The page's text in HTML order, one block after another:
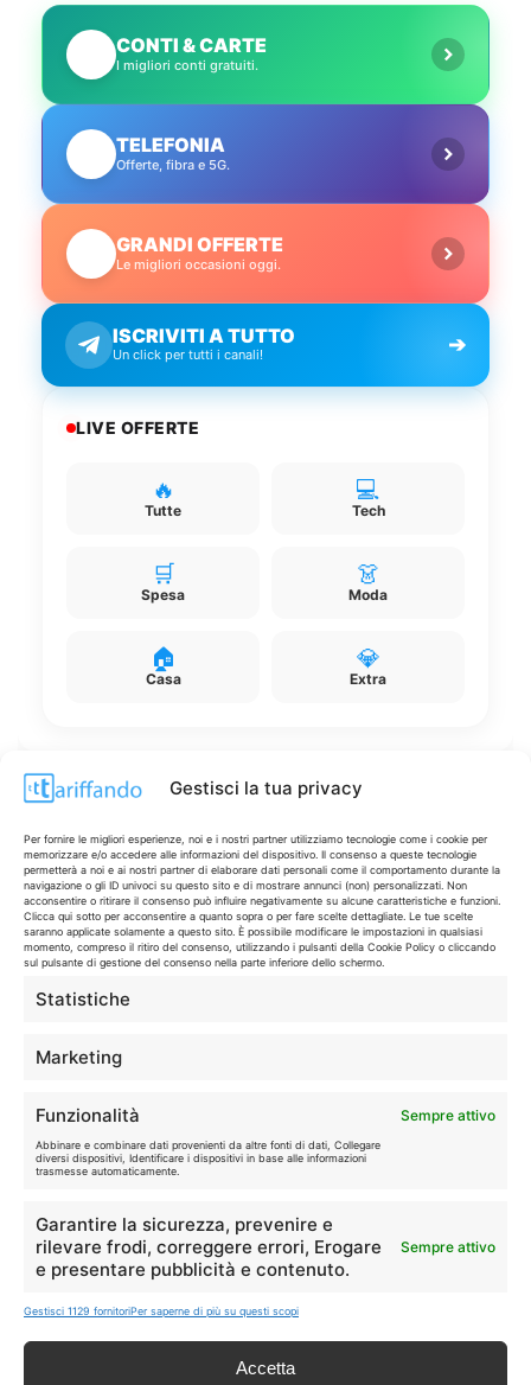
Gestisci la tua privacy
Per fornire le migliori esperienze, noi e i nostri partner utilizziamo tecnologie come i cookie per
memorizzare e/o accedere alle informazioni del dispositivo. Il consenso a queste tecnologie
permetterà a noi e ai nostri partner di elaborare dati personali come il comportamento durante la
navigazione o gli ID univoci su questo sito e di mostrare annunci (non) personalizzati. Non
acconsentire o ritirare il consenso può influire negativamente su alcune caratteristiche e funzioni.
Clicca qui sotto per acconsentire a quanto sopra o per fare scelte dettagliate. Le tue scelte
saranno applicate solamente a questo sito. È possibile modificare le impostazioni in qualsiasi
momento, compreso il ritiro del consenso, utilizzando i pulsanti della Cookie Policy o cliccando
sul pulsante di gestione del consenso nella parte inferiore dello schermo.
Statistiche
Marketing
Funzionalità Sempre attivo
Abbinare e combinare dati provenienti da altre fonti di dati, Collegare
diversi dispositivi, Identificare i dispositivi in base alle informazioni
trasmesse automaticamente.
Garantire la sicurezza, prevenire e
rilevare frodi, correggere errori, Erogare
e presentare pubblicità e contenuto.
Sempre attivo
Gestisci 1129 fornitoriPer saperne di più su questi scopi
Accetta
CONTI & CARTE
I migliori conti gratuiti.
TELEFONIA
Offerte, fibra e 5G.
GRANDI OFFERTE
Le migliori occasioni oggi.
ISCRIVITI A TUTTO
Un click per tutti i canali! ➔
LIVE OFFERTE
🔥
Tutte
💻
Tech
🛒
Spesa
👗
Moda
🏠
Casa
💎
Extra
Disclaimer
I marchi citati appartengono ai rispettivi proprietari. Le offerte
segnalate possono subire variazioni: verifica sempre le condizioni
sui siti ufficiali.
guadagno dagli acquisti idonei.
Note Legali|Cookie Policy